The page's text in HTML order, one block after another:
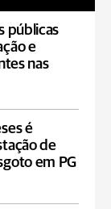
públicas
e
nas
é
de
em PG